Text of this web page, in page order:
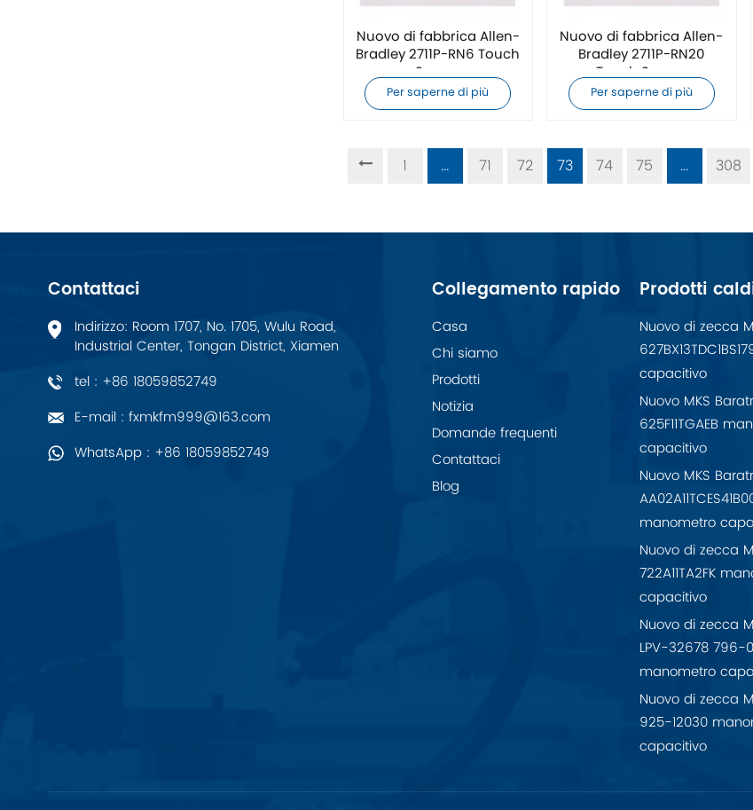
CONTATTO PHOENIX
Mettler Toledo
PALL
Nuovo di fabbrica Allen-
Bradley 2711P-RN6 Touch
Screen
Per saperne di più
Nuovo di fabbrica Allen-
Bradley 2711P-RN20
Touch Screen
Per saperne di più
1 ... 71 72 73 74 75 ... 308
Contattaci
Indirizzo: Room 1707, No. 1705, Wulu Road,
Industrial Center, Tongan District, Xiamen
tel : +86 18059852749
E-mail : fxmkfm999@163.com
WhatsApp : +86 18059852749
Collegamento rapido
Casa
Chi siamo
Prodotti
Notizia
Domande frequenti
Contattaci
Blog
Prodotti
Nuovo di zecca
capacitivo
Nuovo MKS
625F11TGAEB
capacitivo
Nuovo MKS
manometro
Nuovo di zecca
722A11TA2FK
capacitivo
Nuovo di zecca
LPV-32678 796-
manometro
Nuovo di zecca
925-12030
capacitivo